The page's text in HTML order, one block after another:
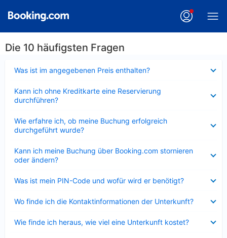
Die 10 häufigsten Fragen
Was ist im angegebenen Preis enthalten?
Kann ich ohne Kreditkarte eine Reservierung
durchführen?
Wie erfahre ich, ob meine Buchung erfolgreich
durchgeführt wurde?
Kann ich meine Buchung über Booking.com stornieren
oder ändern?
Was ist mein PIN-Code und wofür wird er benötigt?
Wo finde ich die Kontaktinformationen der Unterkunft?
Wie finde ich heraus, wie viel eine Unterkunft kostet?